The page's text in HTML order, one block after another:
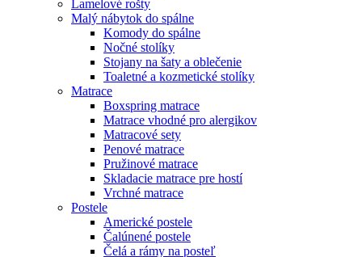
Lamelové rošty
Malý nábytok do spálne
Komody do spálne
Nočné stolíky
Stojany na šaty a oblečenie
Toaletné a kozmetické stolíky
Matrace
Boxspring matrace
Matrace vhodné pro alergikov
Matracové sety
Penové matrace
Pružinové matrace
Skladacie matrace pre hostí
Vrchné matrace
Postele
Americké postele
Čalúnené postele
Čelá a rámy na posteľ